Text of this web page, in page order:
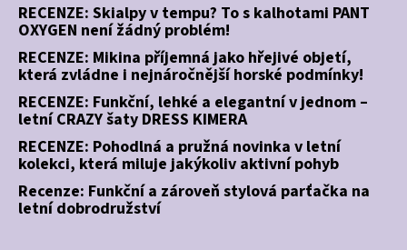
RECENZE: Skialpy v tempu? To s kalhotami PANT
OXYGEN není žádný problém!
RECENZE: Mikina příjemná jako hřejivé objetí,
která zvládne i nejnáročnější horské podmínky!
RECENZE: Funkční, lehké a elegantní v jednom –
letní CRAZY šaty DRESS KIMERA
RECENZE: Pohodlná a pružná novinka v letní
kolekci, která miluje jakýkoliv aktivní pohyb
Recenze: Funkční a zároveň stylová parťačka na
letní dobrodružství